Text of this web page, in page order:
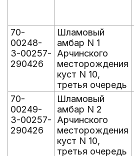
70-
00248-
З-00257-
290426
Шламовый
амбар N 1
Арчинского
месторождения
куст N 10,
третья очередь
70-
00249-
З-00257-
290426
Шламовый
амбар N 2
Арчинского
месторождения
куст N 10,
третья очередь